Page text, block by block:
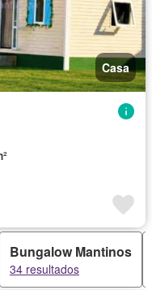
Casa
Bungalow Mantinos
34 resultados